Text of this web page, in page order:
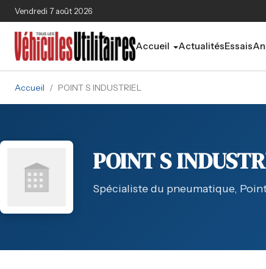
Aller au contenu principal
Vendredi 7 août 2026
Accueil ActualitésEssais
Accueil / POINT S INDUSTRIEL
POINT S
Spécialiste du pneumatique,